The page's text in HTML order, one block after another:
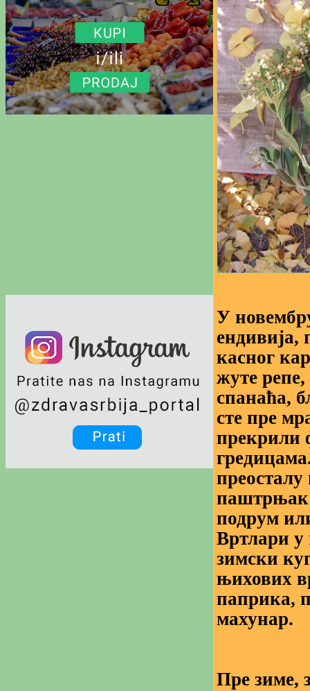
У
ендивија,
касног
жуте
спанаћа,
сте пре
прекрили
паштрњак
подрум
Вртлари у
зимски
њихових
паприка,
махунар.
Пре зиме,